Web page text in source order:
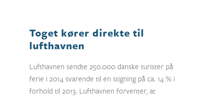
Toget kører direkte til
lufthavnen
Lufthavnen sendte 250.000 danske turister på
ferie i 2014 svarende til en stigning på ca. 14 % i
forhold til 2013. Lufthavnen forventer, at